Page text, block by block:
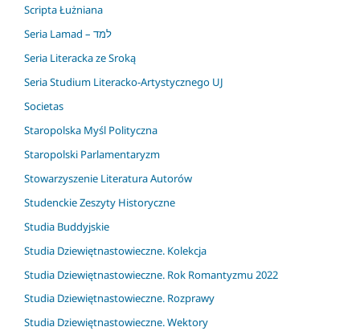
Scripta Łużniana
Seria Lamad – למד
Seria Literacka ze Sroką
Seria Studium Literacko-Artystycznego UJ
Societas
Staropolska Myśl Polityczna
Staropolski Parlamentaryzm
Stowarzyszenie Literatura Autorów
Studenckie Zeszyty Historyczne
Studia Buddyjskie
Studia Dziewiętnastowieczne. Kolekcja
Studia Dziewiętnastowieczne. Rok Romantyzmu 2022
Studia Dziewiętnastowieczne. Rozprawy
Studia Dziewiętnastowieczne. Wektory